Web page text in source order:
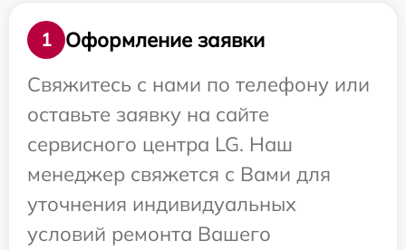
1
Оформление заявки
Свяжитесь с нами по телефону или
оставьте заявку на сайте
сервисного центра LG. Наш
менеджер свяжется с Вами для
уточнения индивидуальных
условий ремонта Вашего